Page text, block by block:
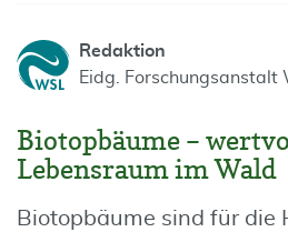
Redaktion
Eidg. Forschungsanstalt
Biotopbäume –
Lebensraum im Wald
Biotopbäume sind für die